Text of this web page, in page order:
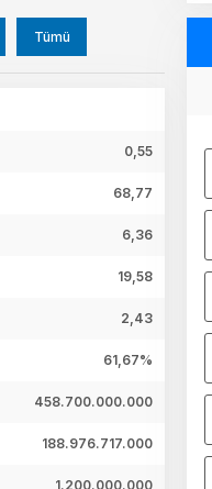
Tümü
0,55
68,77
6,36
19,58
2,43
61,67%
458.700.000.000
188.976.717.000
1.200.000.000